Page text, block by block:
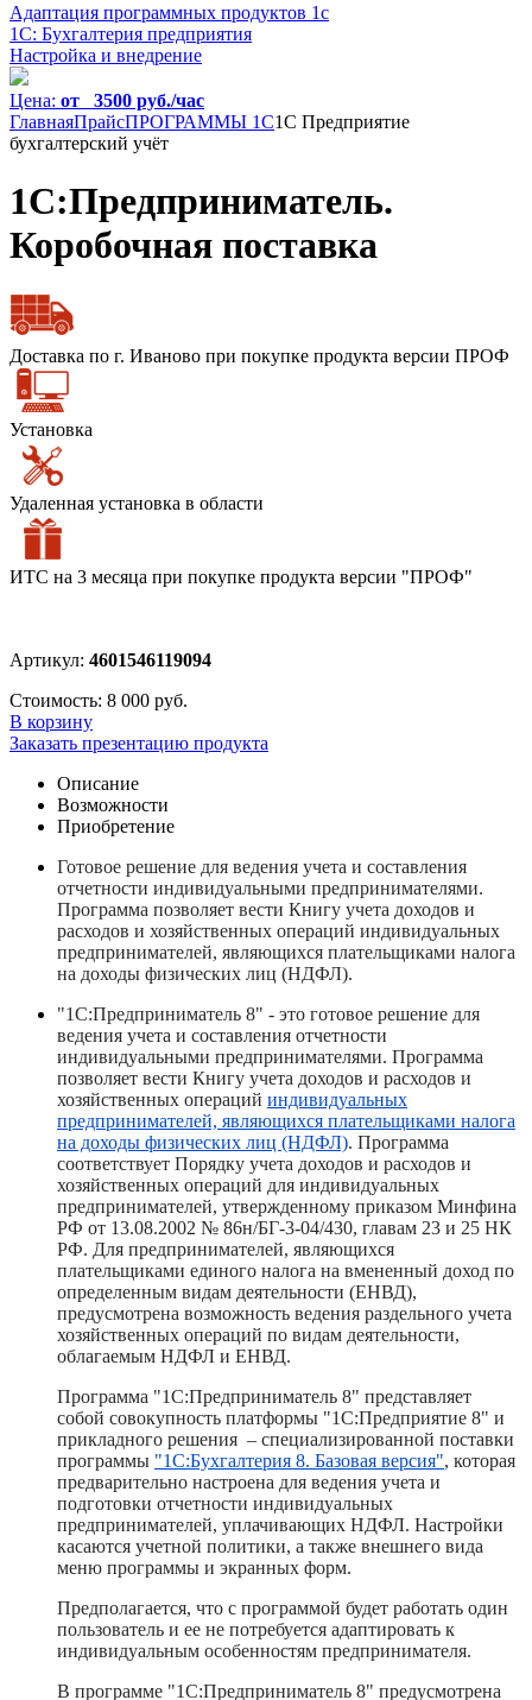
Адаптация программных продуктов 1с
1С: Бухгалтерия предприятия
Настройка и внедрение
Цена: от 3500 руб./час
ГлавнаяПрайсПРОГРАММЫ 1С1С Предприятие
бухгалтерский учёт
1С:Предприниматель.
Коробочная поставка
Доставка по г. Иваново при покупке продукта версии ПРОФ
Установка
Удаленная установка в области
ИТС на 3 месяца при покупке продукта версии "ПРОФ"
Артикул: 4601546119094
Стоимость: 8 000 руб.
В корзину
Заказать презентацию продукта
Описание
Возможности
Приобретение
Готовое решение для ведения учета и составления
отчетности индивидуальными предпринимателями.
Программа позволяет вести Книгу учета доходов и
расходов и хозяйственных операций индивидуальных
предпринимателей, являющихся плательщиками налога
на доходы физических лиц (НДФЛ).
"1С:Предприниматель 8" - это готовое решение для
ведения учета и составления отчетности
индивидуальными предпринимателями. Программа
позволяет вести Книгу учета доходов и расходов и
хозяйственных операций индивидуальных
предпринимателей, являющихся плательщиками налога
на доходы физических лиц (НДФЛ). Программа
соответствует Порядку учета доходов и расходов и
хозяйственных операций для индивидуальных
предпринимателей, утвержденному приказом Минфина
РФ от 13.08.2002 № 86н/БГ-3-04/430, главам 23 и 25 НК
РФ. Для предпринимателей, являющихся
плательщиками единого налога на вмененный доход по
определенным видам деятельности (ЕНВД),
предусмотрена возможность ведения раздельного учета
хозяйственных операций по видам деятельности,
облагаемым НДФЛ и ЕНВД.
Программа "1С:Предприниматель 8" представляет
собой совокупность платформы "1С:Предприятие 8" и
прикладного решения – специализированной поставки
программы "1С:Бухгалтерия 8. Базовая версия", которая
предварительно настроена для ведения учета и
подготовки отчетности индивидуальных
предпринимателей, уплачивающих НДФЛ. Настройки
касаются учетной политики, а также внешнего вида
меню программы и экранных форм.
Предполагается, что с программой будет работать один
пользователь и ее не потребуется адаптировать к
индивидуальным особенностям предпринимателя.
В программе "1С:Предприниматель 8" предусмотрена